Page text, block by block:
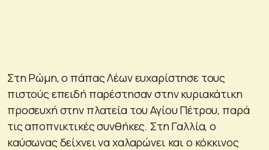
Στη Ρώμη, ο πάπας Λέων ευχαρίστησε τους
πιστούς επειδή παρέστησαν στην κυριακάτικη
προσευχή στην πλατεία του Αγίου Πέτρου, παρά
τις αποπνικτικές συνθήκες. Στη Γαλλία, ο
καύσωνας δείχνει να χαλαρώνει και ο κόκκινος